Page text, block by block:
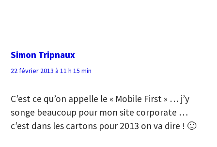
Simon Tripnaux
22 février 2013 à 11 h 15 min
C’est ce qu’on appelle le « Mobile First » … j’y
songe beaucoup pour mon site corporate …
c’est dans les cartons pour 2013 on va dire ! 🙂